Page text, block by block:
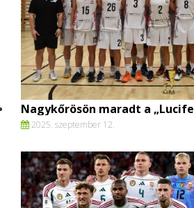
Nagykőrösön maradt a
2025. szeptember 12.